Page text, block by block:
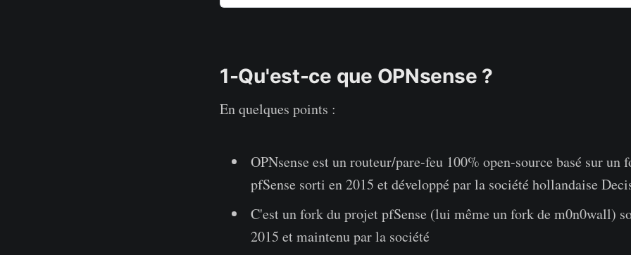
routeur/pare-feu. Sortis en 2006, c’est un fork de M0n0wall, projet
1-Qu'est-ce que OPNsense ?
En quelques points :
OPNsense est un routeur/pare-feu 100% open-source basé sur un
pfSense sorti en 2015 et développé par la société hollandaise
C'est un fork du projet pfSense (lui même un fork de m0n0wall)
2015 et maintenu par la société